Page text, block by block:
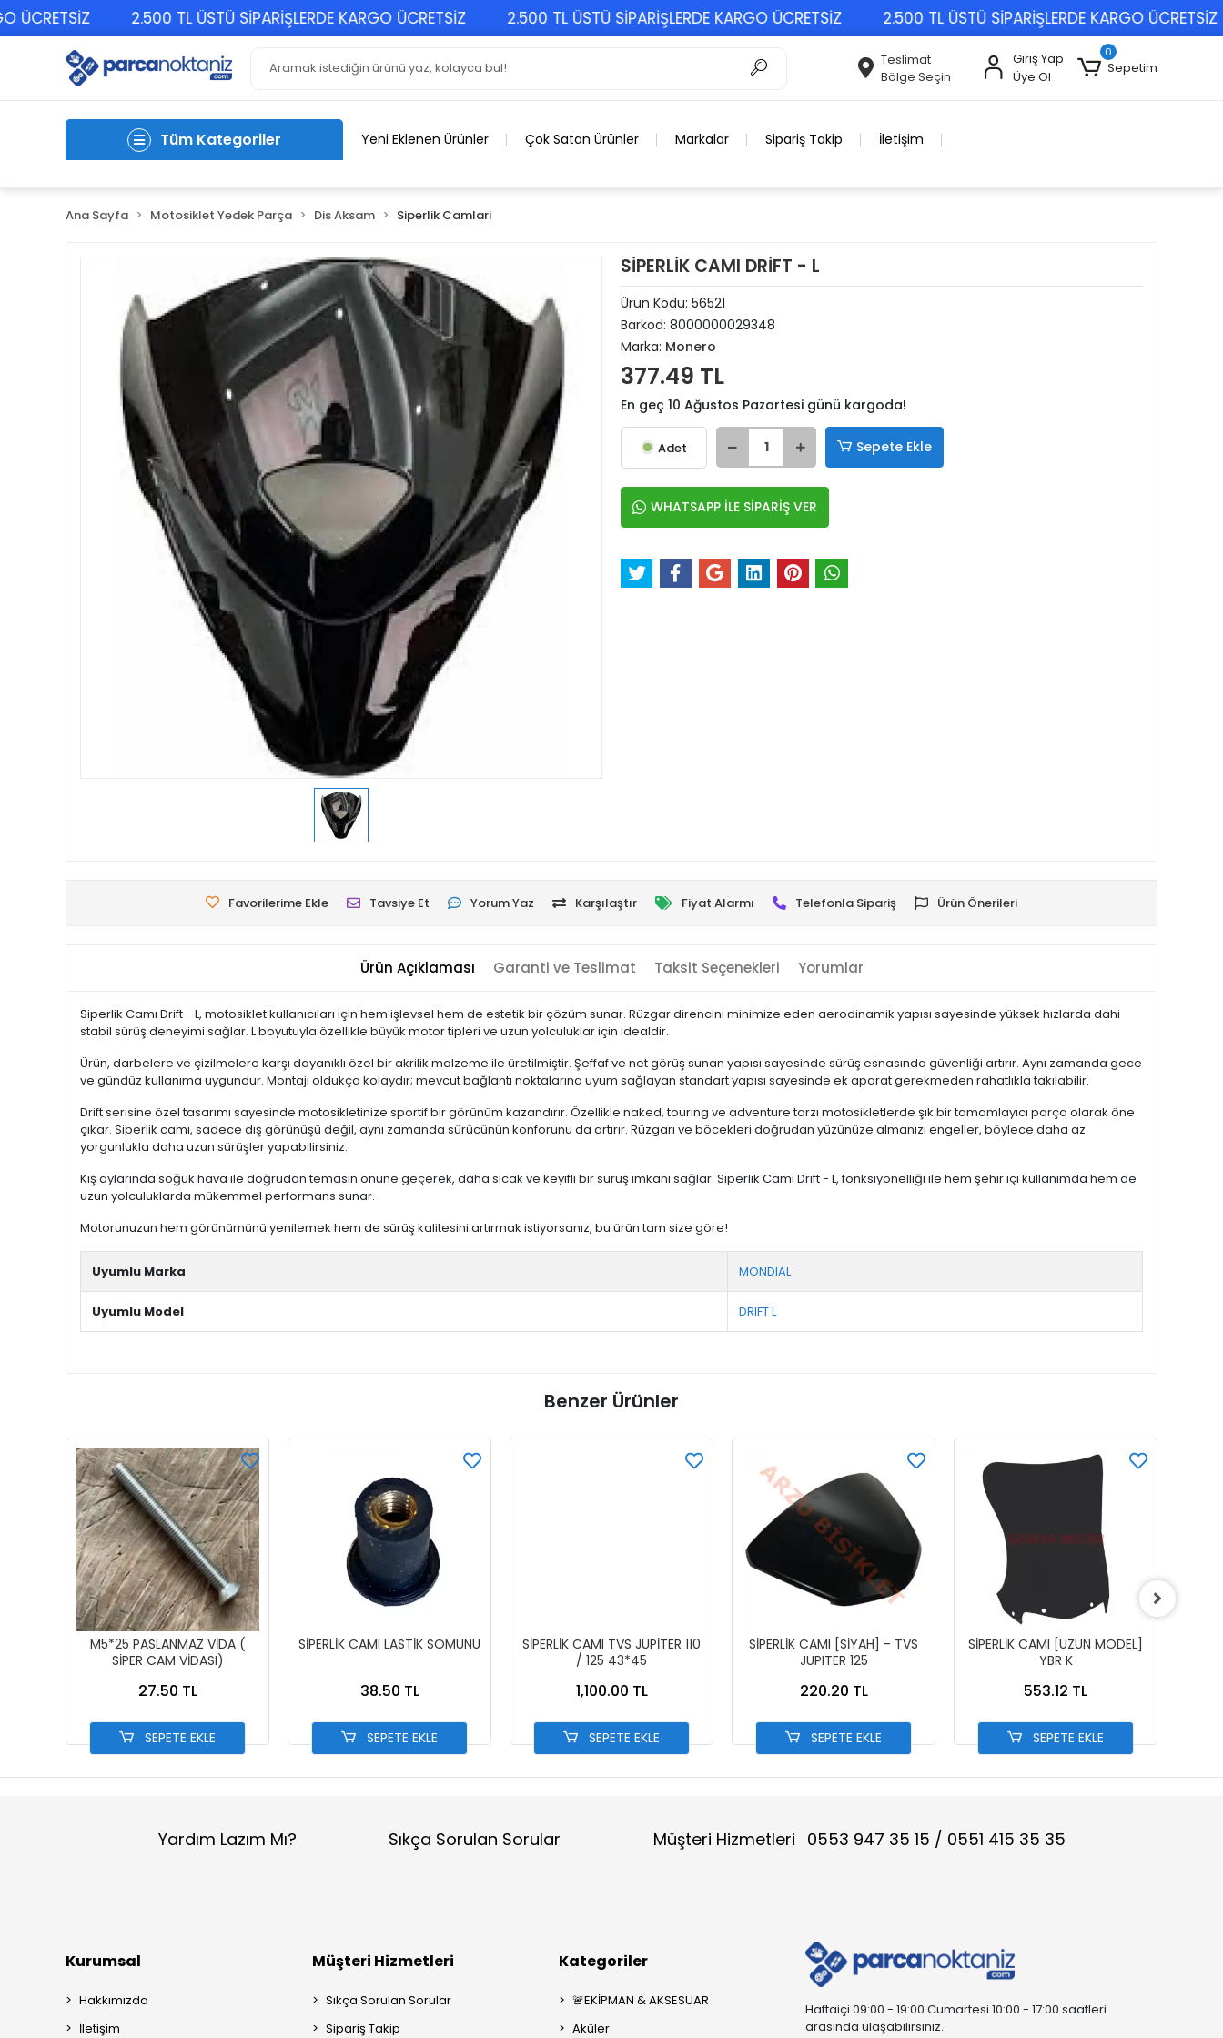
2.500 TL ÜSTÜ SİPARİŞLERDE KARGO ÜCRETSİZ 2.500 TL ÜSTÜ SİPARİŞLERDE KARGO ÜCRETSİZ 2.500 TL ÜSTÜ SİPARİŞLERDE KARGO ÜCRETSİZ
Teslimat
Bölge Seçin
Giriş Yap
Üye Ol
0
Sepetim
Tüm Kategoriler Yeni Eklenen Ürünler Çok Satan Ürünler Markalar Sipariş Takip İletişim
Ana Sayfa Motosiklet Yedek Parça Dis Aksam Siperlik Camlari
SİPERLİK CAMI DRİFT - L
Ürün Kodu: 56521
Barkod: 8000000029348
Marka: Monero
377.49 TL
En geç 10 Ağustos Pazartesi günü kargoda!
Adet Sepete Ekle
WHATSAPP İLE SİPARİŞ VER
Favorilerime Ekle Tavsiye Et Yorum Yaz Karşılaştır Fiyat Alarmı Telefonla Sipariş Ürün Önerileri
Ürün Açıklaması Garanti ve Teslimat Taksit Seçenekleri Yorumlar
Siperlik Camı Drift - L, motosiklet kullanıcıları için hem işlevsel hem de estetik bir çözüm sunar. Rüzgar direncini minimize eden aerodinamik yapısı sayesinde yüksek hızlarda dahi
stabil sürüş deneyimi sağlar. L boyutuyla özellikle büyük motor tipleri ve uzun yolculuklar için idealdir.
Ürün, darbelere ve çizilmelere karşı dayanıklı özel bir akrilik malzeme ile üretilmiştir. Şeffaf ve net görüş sunan yapısı sayesinde sürüş esnasında güvenliği artırır. Aynı zamanda gece
ve gündüz kullanıma uygundur. Montajı oldukça kolaydır; mevcut bağlantı noktalarına uyum sağlayan standart yapısı sayesinde ek aparat gerekmeden rahatlıkla takılabilir.
Drift serisine özel tasarımı sayesinde motosikletinize sportif bir görünüm kazandırır. Özellikle naked, touring ve adventure tarzı motosikletlerde şık bir tamamlayıcı parça olarak öne
çıkar. Siperlik camı, sadece dış görünüşü değil, aynı zamanda sürücünün konforunu da artırır. Rüzgarı ve böcekleri doğrudan yüzünüze almanızı engeller, böylece daha az
yorgunlukla daha uzun sürüşler yapabilirsiniz.
Kış aylarında soğuk hava ile doğrudan temasın önüne geçerek, daha sıcak ve keyifli bir sürüş imkanı sağlar. Siperlik Camı Drift - L, fonksiyonelliği ile hem şehir içi kullanımda hem de
uzun yolculuklarda mükemmel performans sunar.
Motorunuzun hem görünümünü yenilemek hem de sürüş kalitesini artırmak istiyorsanız, bu ürün tam size göre!
Uyumlu Marka MONDIAL
Uyumlu Model DRIFT L
Benzer Ürünler
M5*25 PASLANMAZ VİDA (
SİPER CAM VİDASI)
27.50 TL
SEPETE EKLE
SİPERLİK CAMI LASTİK SOMUNU
38.50 TL
SEPETE EKLE
SİPERLİK CAMI TVS JUPİTER 110
/ 125 43*45
1,100.00 TL
SEPETE EKLE
SİPERLİK CAMI [SİYAH] - TVS
JUPITER 125
220.20 TL
SEPETE EKLE
SİPERLİK CAMI [UZUN MODEL]
YBR K
553.12 TL
SEPETE EKLE
Yardım Lazım Mı? Sıkça Sorulan Sorular Müşteri Hizmetleri 0553 947 35 15 / 0551 415 35 35
Kurumsal
Hakkımızda
İletişim
Müşteri Hizmetleri
Sıkça Sorulan Sorular
Sipariş Takip
Kategoriler
🚨EKİPMAN & AKSESUAR
Aküler
Haftaiçi 09:00 - 19:00 Cumartesi 10:00 - 17:00 saatleri
arasında ulaşabilirsiniz.